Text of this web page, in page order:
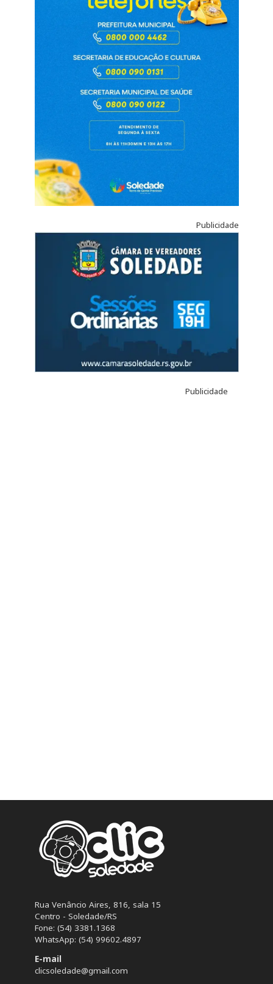
Publicidade
Publicidade
Rua Venâncio Aires, 816, sala 15
Centro - Soledade/RS
Fone: (54) 3381.1368
WhatsApp: (54) 99602.4897
E-mail
clicsoledade@gmail.com